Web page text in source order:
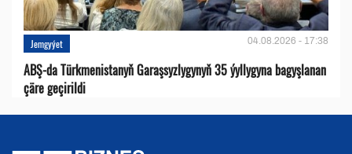
Jemgyýet 04.08.2026 - 17:38
ABŞ-da Türkmenistanyň Garaşsyzlygynyň 35 ýyllygyna bagyşlanan
çäre geçirildi